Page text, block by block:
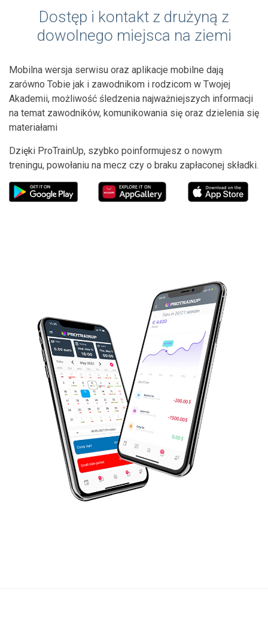
Dostęp i kontakt z drużyną z
dowolnego miejsca na ziemi
Mobilna wersja serwisu oraz aplikacje mobilne dają
zarówno Tobie jak i zawodnikom i rodzicom w Twojej
Akademii, możliwość śledzenia najważniejszych informacji
na temat zawodników, komunikowania się oraz dzielenia się
materiałami
Dzięki ProTrainUp, szybko poinformujesz o nowym
treningu, powołaniu na mecz czy o braku zapłaconej składki.